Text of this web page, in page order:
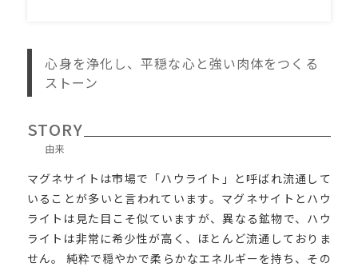
心身を浄化し、平穏な心と強い肉体をつくる
ストーン
STORY
由来
マグネサイトは市場で「ハウライト」と呼ばれ流通して
いることが多いと言われています。マグネサイトとハウ
ライトは見た目こそ似ていますが、異なる鉱物で、ハウ
ライトは非常に希少性が高く、ほとんど流通しておりま
せん。 純粋で穏やかで柔らかなエネルギーを持ち、その